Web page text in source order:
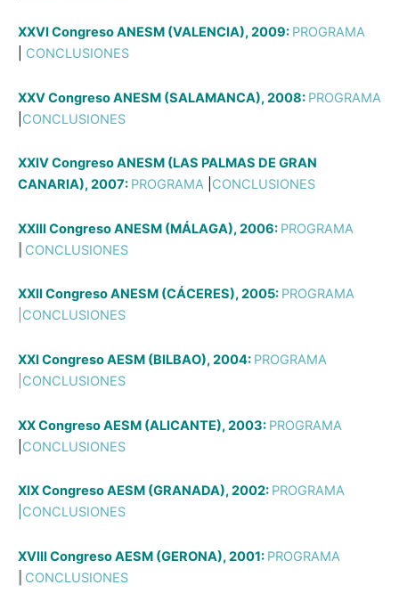
XXVI Congreso ANESM (VALENCIA), 2009: PROGRAMA
CONCLUSIONES
XXV Congreso ANESM (SALAMANCA), 2008: PROGRAMA
CONCLUSIONES
XXIV Congreso ANESM (LAS PALMAS DE GRAN
CANARIA), 2007: PROGRAMA CONCLUSIONES
XXIII Congreso ANESM (MÁLAGA), 2006: PROGRAMA
CONCLUSIONES
XXII Congreso ANESM (CÁCERES), 2005: PROGRAMA
CONCLUSIONES
XXI Congreso AESM (BILBAO), 2004: PROGRAMA
CONCLUSIONES
XX Congreso AESM (ALICANTE), 2003: PROGRAMA
CONCLUSIONES
XIX Congreso AESM (GRANADA), 2002: PROGRAMA
CONCLUSIONES
XVIII Congreso AESM (GERONA), 2001: PROGRAMA
CONCLUSIONES